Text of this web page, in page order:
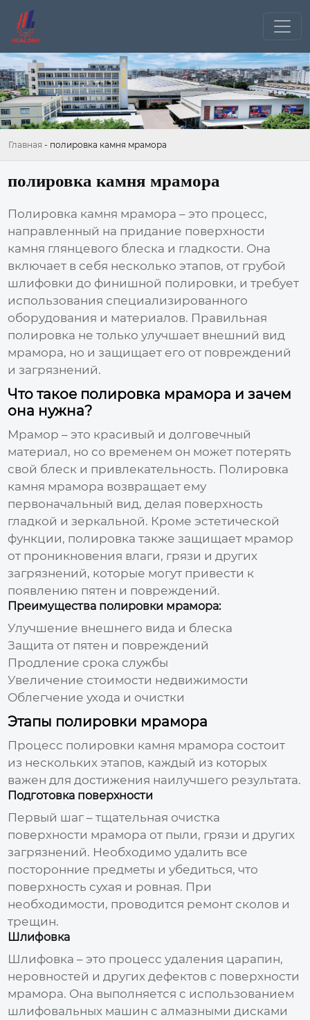
Главная - полировка камня мрамора
полировка камня мрамора
Полировка камня мрамора – это процесс,
направленный на придание поверхности
камня глянцевого блеска и гладкости. Она
включает в себя несколько этапов, от грубой
шлифовки до финишной полировки, и требует
использования специализированного
оборудования и материалов. Правильная
полировка не только улучшает внешний вид
мрамора, но и защищает его от повреждений
и загрязнений.
Что такое полировка мрамора и зачем
она нужна?
Мрамор – это красивый и долговечный
материал, но со временем он может потерять
свой блеск и привлекательность. Полировка
камня мрамора возвращает ему
первоначальный вид, делая поверхность
гладкой и зеркальной. Кроме эстетической
функции, полировка также защищает мрамор
от проникновения влаги, грязи и других
загрязнений, которые могут привести к
появлению пятен и повреждений.
Преимущества полировки мрамора:
Улучшение внешнего вида и блеска
Защита от пятен и повреждений
Продление срока службы
Увеличение стоимости недвижимости
Облегчение ухода и очистки
Этапы полировки мрамора
Процесс полировки камня мрамора состоит
из нескольких этапов, каждый из которых
важен для достижения наилучшего результата.
Подготовка поверхности
Первый шаг – тщательная очистка
поверхности мрамора от пыли, грязи и других
загрязнений. Необходимо удалить все
посторонние предметы и убедиться, что
поверхность сухая и ровная. При
необходимости, проводится ремонт сколов и
трещин.
Шлифовка
Шлифовка – это процесс удаления царапин,
неровностей и других дефектов с поверхности
мрамора. Она выполняется с использованием
шлифовальных машин с алмазными дисками